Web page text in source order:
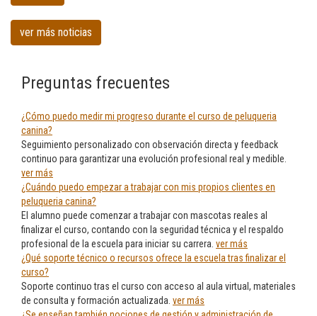
ver más noticias
Preguntas frecuentes
¿Cómo puedo medir mi progreso durante el curso de peluqueria
canina?
Seguimiento personalizado con observación directa y feedback
continuo para garantizar una evolución profesional real y medible.
ver más
¿Cuándo puedo empezar a trabajar con mis propios clientes en
peluqueria canina?
El alumno puede comenzar a trabajar con mascotas reales al
finalizar el curso, contando con la seguridad técnica y el respaldo
profesional de la escuela para iniciar su carrera. ver más
¿Qué soporte técnico o recursos ofrece la escuela tras finalizar el
curso?
Soporte continuo tras el curso con acceso al aula virtual, materiales
de consulta y formación actualizada. ver más